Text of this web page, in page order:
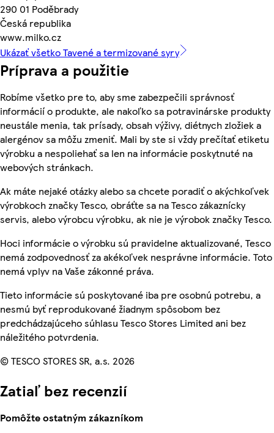
290 01 Poděbrady
Česká republika
www.milko.cz
Ukázať všetko Tavené a termizované syry
Príprava a použitie
Robíme všetko pre to, aby sme zabezpečili správnosť
informácií o produkte, ale nakoľko sa potravinárske produkty
neustále menia, tak prísady, obsah výživy, diétnych zložiek a
alergénov sa môžu zmeniť. Mali by ste si vždy prečítať etiketu
výrobku a nespoliehať sa len na informácie poskytnuté na
webových stránkach.
Ak máte nejaké otázky alebo sa chcete poradiť o akýchkoľvek
výrobkoch značky Tesco, obráťte sa na Tesco zákaznícky
servis, alebo výrobcu výrobku, ak nie je výrobok značky Tesco.
Hoci informácie o výrobku sú pravidelne aktualizované, Tesco
nemá zodpovednosť za akékoľvek nesprávne informácie. Toto
nemá vplyv na Vaše zákonné práva.
Tieto informácie sú poskytované iba pre osobnú potrebu, a
nesmú byť reprodukované žiadnym spôsobom bez
predchádzajúceho súhlasu Tesco Stores Limited ani bez
náležitého potvrdenia.
© TESCO STORES SR, a.s. 2026
Zatiaľ bez recenzií
Pomôžte ostatným zákazníkom